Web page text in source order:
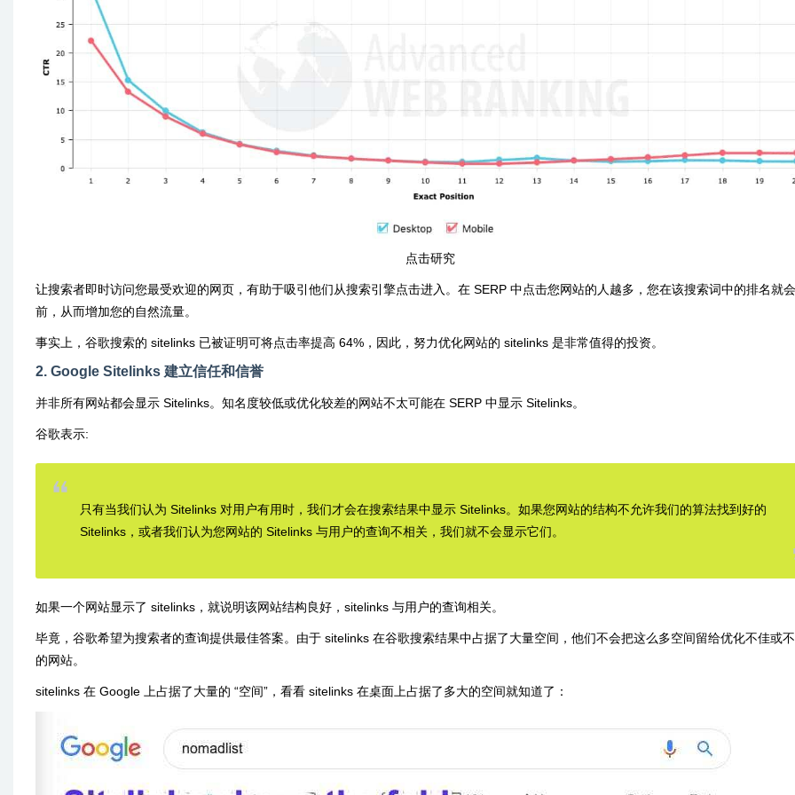
点击研究
让搜索者即时访问您最受欢迎的网页，有助于吸引他们从搜索引擎点击进入。在 SERP 中点击您网站的人越多，您在该搜索词中的排名就
前，从而增加您的自然流量。
事实上，谷歌搜索的 sitelinks 已被证明可将点击率提高 64%，因此，努力优化网站的 sitelinks 是非常值得的投资。
2. Google Sitelinks 建立信任和信誉
并非所有网站都会显示 Sitelinks。知名度较低或优化较差的网站不太可能在 SERP 中显示 Sitelinks。
谷歌表示:
只有当我们认为 Sitelinks 对用户有用时，我们才会在搜索结果中显示 Sitelinks。如果您网站的结构不允许我们的算法找到好的
Sitelinks，或者我们认为您网站的 Sitelinks 与用户的查询不相关，我们就不会显示它们。
如果一个网站显示了 sitelinks，就说明该网站结构良好，sitelinks 与用户的查询相关。
毕竟，谷歌希望为搜索者的查询提供最佳答案。由于 sitelinks 在谷歌搜索结果中占据了大量空间，他们不会把这么多空间留给优化不佳或
的网站。
sitelinks 在 Google 上占据了大量的 “空间”，看看 sitelinks 在桌面上占据了多大的空间就知道了：